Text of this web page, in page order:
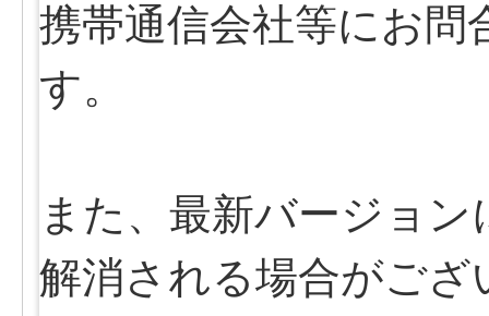
携帯通信会社等にお
す。
また、最新バージョ
解消される場合がござ